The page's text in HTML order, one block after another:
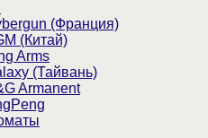
(Франция)
(Китай)
Arms
(Тайвань)
Armanent